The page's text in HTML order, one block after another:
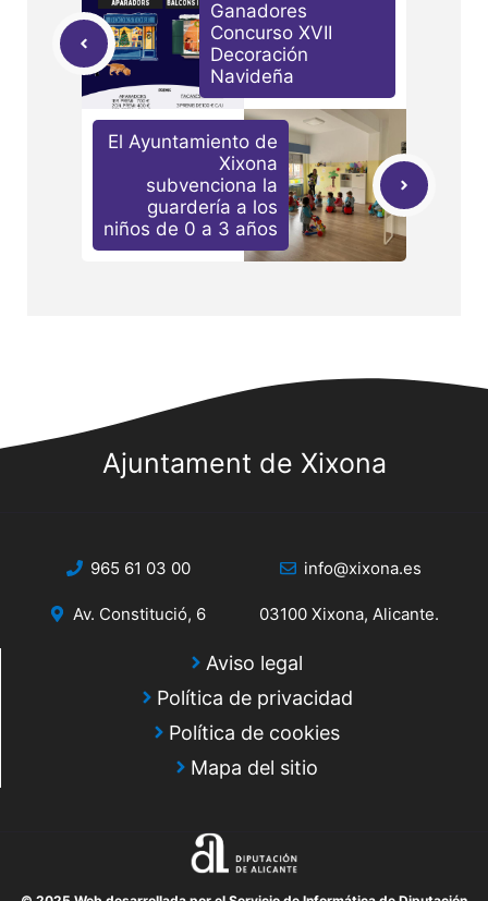
Ganadores
Concurso XVII
Decoración
Navideña
El Ayuntamiento de
Xixona
subvenciona la
guardería a los
niños de 0 a 3 años
Ajuntament de Xixona
965 61 03 00 info@xixona.es
Av. Constitució, 6 03100 Xixona, Alicante.
Aviso legal
Política de privacidad
Política de cookies
Mapa del sitio